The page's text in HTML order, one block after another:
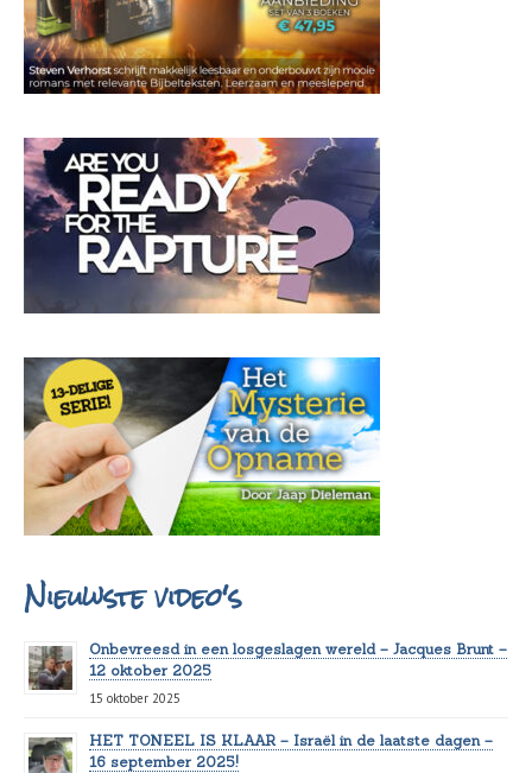
Nieuwste video's
Onbevreesd in een losgeslagen wereld – Jacques Brunt –
12 oktober 2025
15 oktober 2025
HET TONEEL IS KLAAR – Israël in de laatste dagen –
16 september 2025!